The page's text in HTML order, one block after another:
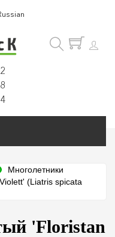
Многолетники
(Liatris spicata
'Floristan